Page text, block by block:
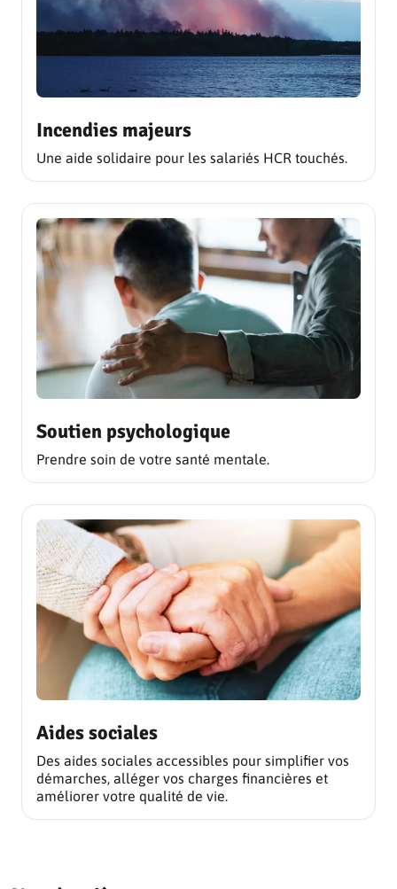
Incendies majeurs
Une aide solidaire pour les salariés HCR touchés.
Soutien psychologique
Prendre soin de votre santé mentale.
Aides sociales
Des aides sociales accessibles pour simplifier vos
démarches, alléger vos charges financières et
améliorer votre qualité de vie.